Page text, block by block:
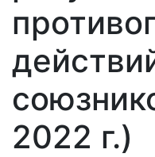
2022 г.)